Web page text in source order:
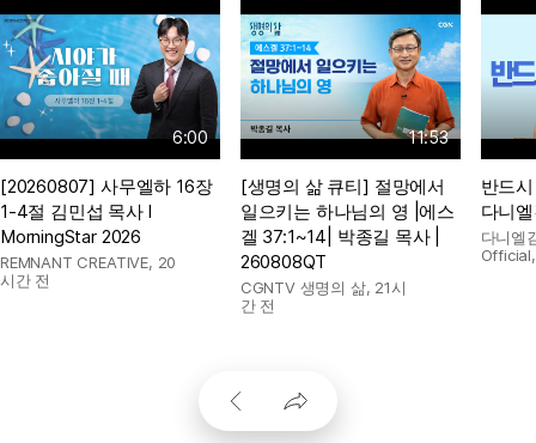
6:00
[20260807] 사무엘하 16장
1-4절 김민섭 목사 l
MorningStar 2026
REMNANT CREATIVE, 20
시간 전
11:53
[생명의 삶 큐티] 절망에서
일으키는 하나님의 영 |에스
겔 37:1~14| 박종길 목사 |
260808QT
CGNTV 생명의 삶, 21시
간 전
반드
다니
다니엘
Official